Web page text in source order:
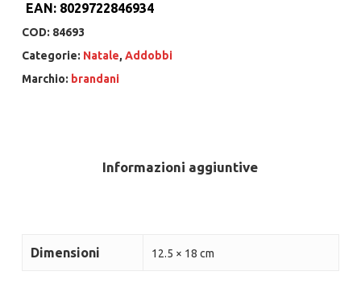
EAN: 8029722846934
COD: 84693
Categorie: Natale, Addobbi
Marchio: brandani
Informazioni aggiuntive
Dimensioni 12.5 × 18 cm